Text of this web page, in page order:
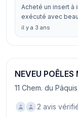
Acheté un insert à
exécuté avec
il y a 3 ans
NEVEU POÊLES
11 Chem. du
2 avis